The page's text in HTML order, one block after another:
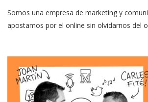
Somos una empresa de marketing y
apostamos por el online sin olvidarnos del